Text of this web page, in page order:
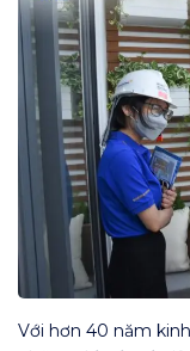
Với hơn 40 năm